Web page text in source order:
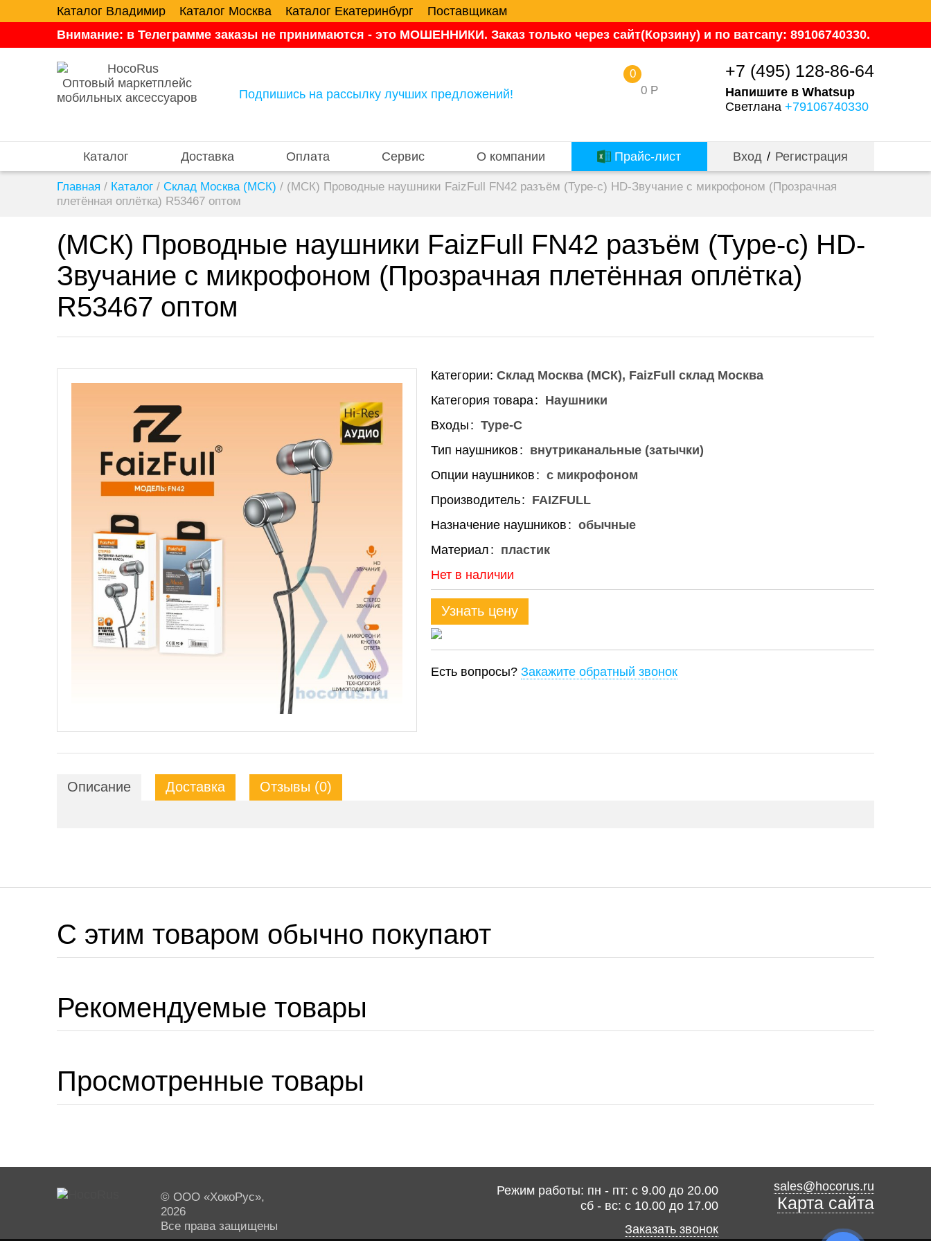
Каталог Владимир Каталог Москва Каталог Екатеринбург
Поставщикам
Внимание: в Телеграмме заказы не принимаются - это МОШЕННИКИ. Заказ только через сайт(Корзину) и по ватсапу: 89106740330.
Оптовый маркетплейс
мобильных аксессуаров
Подпишись на рассылку лучших предложений! 0 Р
0 +7 (495) 128-86-64
Напишите в Whatsup
Светлана +79106740330
Каталог Доставка Оплата Сервис О компании Прайс-лист Вход / Регистрация
Главная / Каталог / Склад Москва (МСК) / (МСК) Проводные наушники FaizFull FN42 разъём (Type-c) HD-Звучание с микрофоном (Прозрачная
плетённая оплётка) R53467 оптом
(МСК) Проводные наушники FaizFull FN42 разъём (Type-c) HD-
Звучание с микрофоном (Прозрачная плетённая оплётка)
R53467 оптом
Категории: Склад Москва (МСК) FaizFull склад Москва
Категория товара
Наушники
Входы Type-C
Тип наушников
внутриканальные (затычки)
Опции наушников с микрофоном
Производитель
FAIZFULL
Назначение наушников обычные
Материал
пластик
Нет в наличии
Узнать цену
Есть вопросы? Закажите обратный звонок
Описание Доставка Отзывы (0)
C этим товаром обычно покупают
Рекомендуемые товары
Просмотренные товары
© ООО «ХокоРус»,
2026
Все права защищены
Режим работы: пн - пт: с 9.00 до 20.00
сб - вс: с 10.00 до 17.00
Заказать звонок
sales@hocorus.ru
Карта сайта